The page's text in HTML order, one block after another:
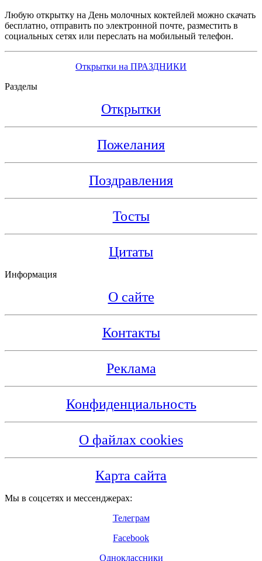
Любую открытку на День молочных коктейлей можно скачать
бесплатно, отправить по электронной почте, разместить в
социальных сетях или переслать на мобильный телефон.
Открытки на ПРАЗДНИКИ
Разделы
Открытки
Пожелания
Поздравления
Тосты
Цитаты
Информация
О сайте
Контакты
Реклама
Конфиденциальность
О файлах cookies
Карта сайта
Мы в соцсетях и мессенджерах:
Телеграм
Facebook
Одноклассники